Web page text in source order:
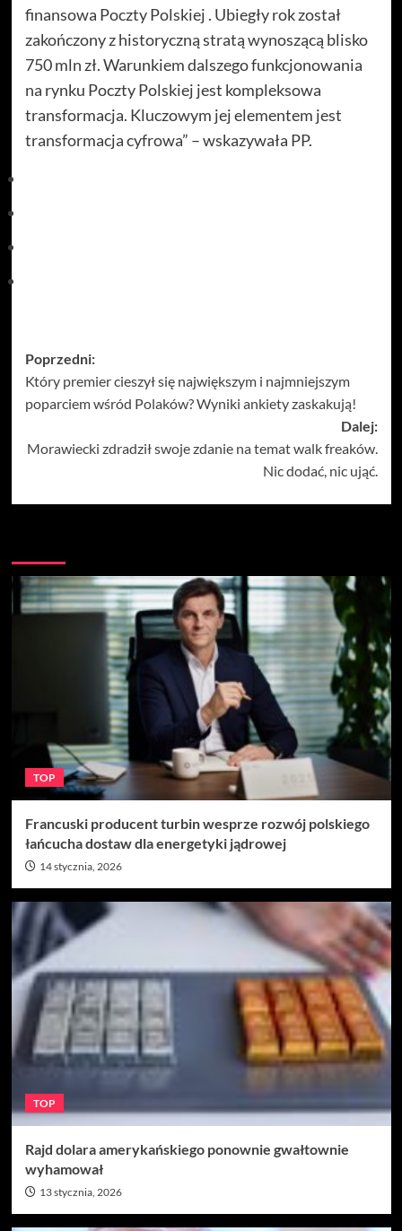
finansowa Poczty Polskiej . Ubiegły rok został
zakończony z historyczną stratą wynoszącą blisko
750 mln zł. Warunkiem dalszego funkcjonowania
na rynku Poczty Polskiej jest kompleksowa
transformacja. Kluczowym jej elementem jest
transformacja cyfrowa” – wskazywała PP.
Zobacz
wpisy
Poprzedni:
Który premier cieszył się największym i najmniejszym
poparciem wśród Polaków? Wyniki ankiety zaskakują!
Dalej:
Morawiecki zdradził swoje zdanie na temat walk freaków.
Nic dodać, nic ująć.
TOP
Francuski producent turbin wesprze rozwój polskiego
łańcucha dostaw dla energetyki jądrowej
14 stycznia, 2026
TOP
Rajd dolara amerykańskiego ponownie gwałtownie
wyhamował
13 stycznia, 2026